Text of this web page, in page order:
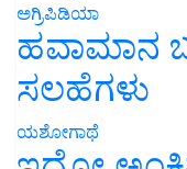
ಅಗ್ರಿಪಿಡಿಯಾ
ಹವಾಮಾನ
ಸಲಹೆಗಳು
ಯಶೋಗಾಥೆ